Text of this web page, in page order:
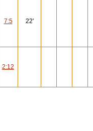
7:5 22'
2:12